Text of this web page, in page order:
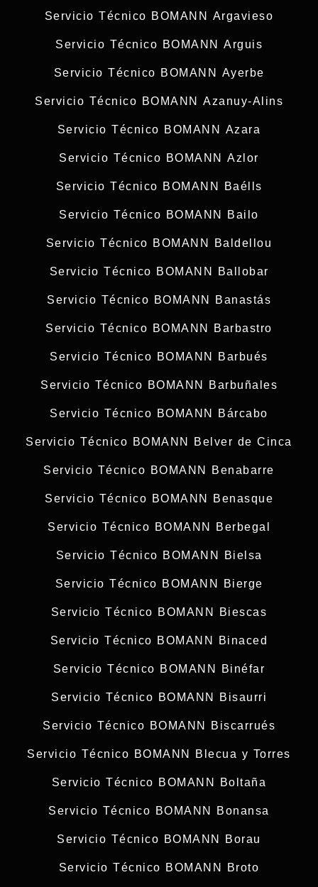
Servicio Técnico BOMANN Argavieso
Servicio Técnico BOMANN Arguis
Servicio Técnico BOMANN Ayerbe
Servicio Técnico BOMANN Azanuy-Alins
Servicio Técnico BOMANN Azara
Servicio Técnico BOMANN Azlor
Servicio Técnico BOMANN Baélls
Servicio Técnico BOMANN Bailo
Servicio Técnico BOMANN Baldellou
Servicio Técnico BOMANN Ballobar
Servicio Técnico BOMANN Banastás
Servicio Técnico BOMANN Barbastro
Servicio Técnico BOMANN Barbués
Servicio Técnico BOMANN Barbuñales
Servicio Técnico BOMANN Bárcabo
Servicio Técnico BOMANN Belver de Cinca
Servicio Técnico BOMANN Benabarre
Servicio Técnico BOMANN Benasque
Servicio Técnico BOMANN Berbegal
Servicio Técnico BOMANN Bielsa
Servicio Técnico BOMANN Bierge
Servicio Técnico BOMANN Biescas
Servicio Técnico BOMANN Binaced
Servicio Técnico BOMANN Binéfar
Servicio Técnico BOMANN Bisaurri
Servicio Técnico BOMANN Biscarrués
Servicio Técnico BOMANN Blecua y Torres
Servicio Técnico BOMANN Boltaña
Servicio Técnico BOMANN Bonansa
Servicio Técnico BOMANN Borau
Servicio Técnico BOMANN Broto